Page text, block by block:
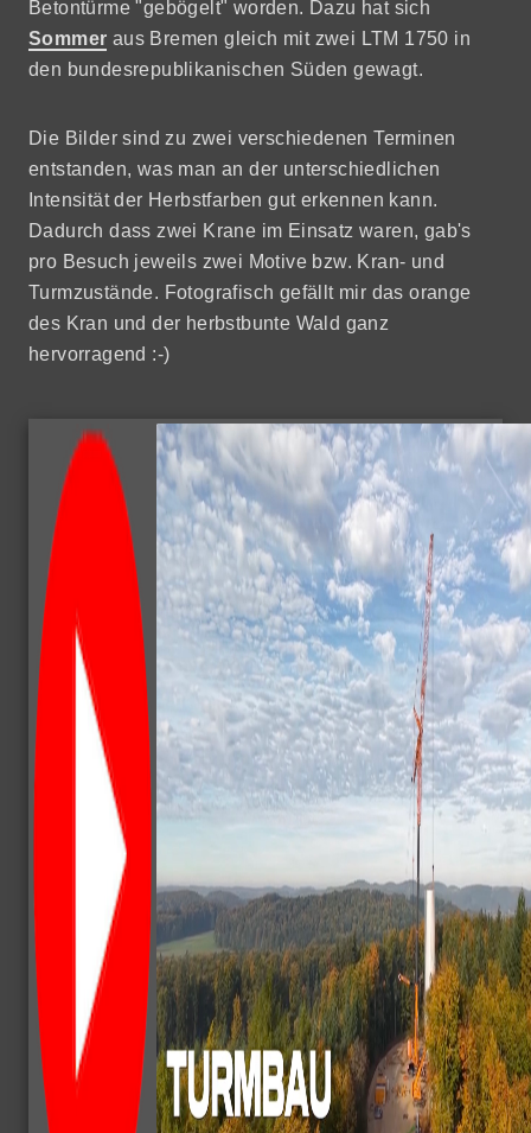
Betontürme "gebögelt" worden. Dazu hat sich
Sommer aus Bremen gleich mit zwei LTM 1750 in
den bundesrepublikanischen Süden gewagt.
Die Bilder sind zu zwei verschiedenen Terminen
entstanden, was man an der unterschiedlichen
Intensität der Herbstfarben gut erkennen kann.
Dadurch dass zwei Krane im Einsatz waren, gab's
pro Besuch jeweils zwei Motive bzw. Kran- und
Turmzustände. Fotografisch gefällt mir das orange
des Kran und der herbstbunte Wald ganz
hervorragend :-)